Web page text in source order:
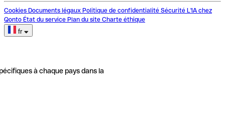
Cookies Documents légaux Politique de confidentialité Sécurité L'IA chez
Qonto État du service Plan du site Charte éthique
fr
à chaque pays dans la